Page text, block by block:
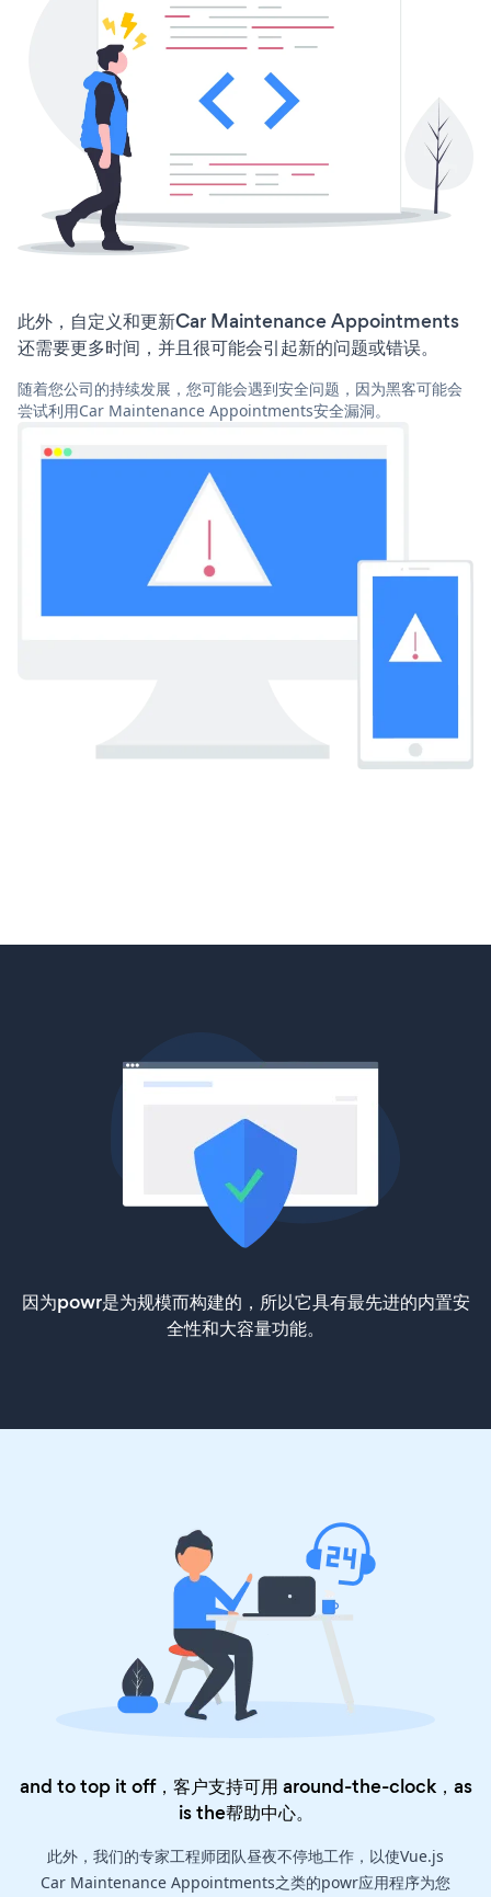
此外，自定义和更新Car Maintenance Appointments
还需要更多时间，并且很可能会引起新的问题或错误。
随着您公司的持续发展，您可能会遇到安全问题，因为黑客可能会
尝试利用Car Maintenance Appointments安全漏洞。
因为powr是为规模而构建的，所以它具有最先进的内置安
全性和大容量功能。
and to top it off，客户支持可用 around-the-clock，as
is the帮助中心。
此外，我们的专家工程师团队昼夜不停地工作，以使Vue.js
Car Maintenance Appointments之类的powr应用程序为您